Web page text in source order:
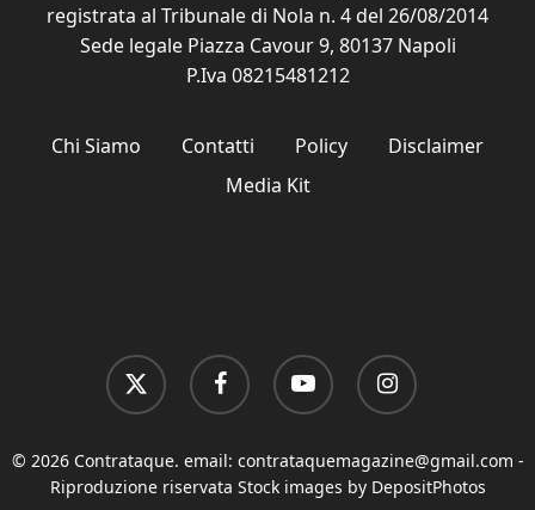
registrata al Tribunale di Nola n. 4 del 26/08/2014
Sede legale Piazza Cavour 9, 80137 Napoli
P.Iva 08215481212
Chi Siamo Contatti Policy
Disclaimer
Media Kit
x-
twitter
facebook youtube instagram
© 2026 Contrataque. email: contrataquemagazine@gmail.com -
Riproduzione riservata Stock images by DepositPhotos